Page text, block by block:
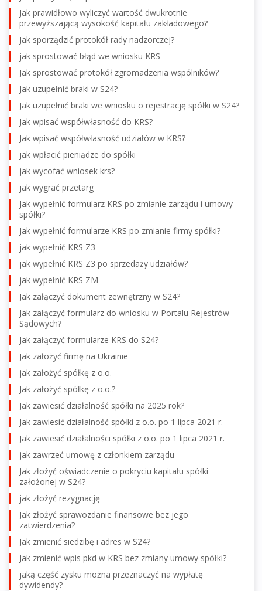
Jak prawidłowo wyliczyć wartość dwukrotnie
przewyższającą wysokość kapitału zakładowego?
Jak sporządzić protokół rady nadzorczej?
jak sprostować błąd we wniosku KRS
Jak sprostować protokół zgromadzenia wspólników?
Jak uzupełnić braki w S24?
Jak uzupełnić braki we wniosku o rejestrację spółki w S24?
Jak wpisać współwłasność do KRS?
Jak wpisać współwłasność udziałów w KRS?
jak wpłacić pieniądze do spółki
jak wycofać wniosek krs?
jak wygrać przetarg
Jak wypełnić formularz KRS po zmianie zarządu i umowy
spółki?
Jak wypełnić formularze KRS po zmianie firmy spółki?
jak wypełnić KRS Z3
jak wypełnić KRS Z3 po sprzedaży udziałów?
jak wypełnić KRS ZM
Jak załączyć dokument zewnętrzny w S24?
Jak załączyć formularz do wniosku w Portalu Rejestrów
Sądowych?
Jak załączyć formularze KRS do S24?
Jak założyć firmę na Ukrainie
jak założyć spółkę z o.o.
Jak założyć spółkę z o.o.?
Jak zawiesić działalność spółki na 2025 rok?
Jak zawiesić działalność spółki z o.o. po 1 lipca 2021 r.
Jak zawiesić działalności spółki z o.o. po 1 lipca 2021 r.
jak zawrzeć umowę z członkiem zarządu
Jak złożyć oświadczenie o pokryciu kapitału spółki
założonej w S24?
jak złożyć rezygnację
Jak złożyć sprawozdanie finansowe bez jego
zatwierdzenia?
Jak zmienić siedzibę i adres w S24?
Jak zmienić wpis pkd w KRS bez zmiany umowy spółki?
jaką część zysku można przeznaczyć na wypłatę
dywidendy?